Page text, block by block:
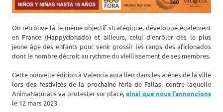
On retrouve là le même objectif stratégique, développé également
en France (Happycionado) et ailleurs, celui d’enrôler dès le plus
jeune âge des enfants pour venir grossir les rangs des aficionados
dont le nombre décroit au rythme du vieillissement de ses membres.
Cette nouvelle édition à Valencia aura lieu dans les arènes de la ville
lors des festivités de la prochaine féria de Fallas, contre laquelle
AnimaNaturalis va protester sur place,ainsi que nous l’annoncions
le 12 mars 2023.